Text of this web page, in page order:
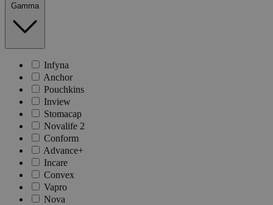
Gamma
Infyna
Anchor
Pouchkins
Inview
Stomacap
Novalife 2
Conform
Advance+
Incare
Convex
Vapro
Nova